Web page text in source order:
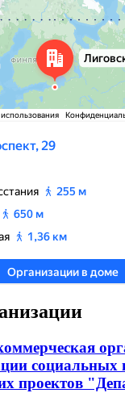
социальных
проектов